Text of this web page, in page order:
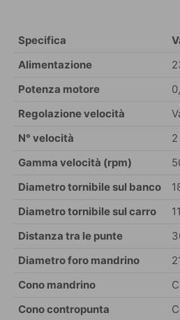
Specifica
Alimentazione
Potenza motore
Regolazione velocità
N° velocità
Gamma velocità (rpm)
Diametro tornibile sul banco
Diametro tornibile sul carro
Distanza tra le punte
Diametro foro mandrino
Cono mandrino
Cono contropunta